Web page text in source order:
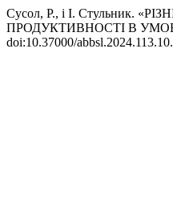
Сусол, Р., і І. Стульник.
ПРОДУКТИВНОСТІ В
doi:10.37000/abbsl.2024.113.10.